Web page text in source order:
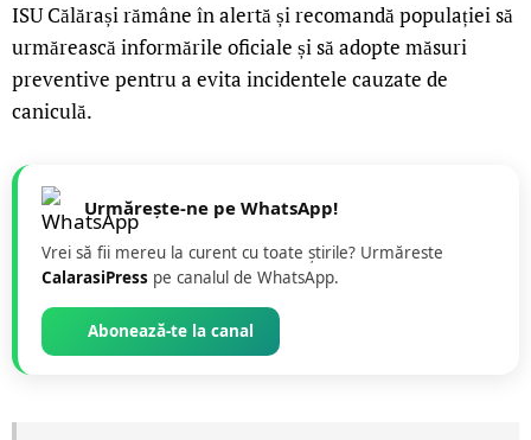
ISU Călărași rămâne în alertă și recomandă populației să
urmărească informările oficiale și să adopte măsuri
preventive pentru a evita incidentele cauzate de
caniculă.
Urmărește-ne pe WhatsApp!
Vrei să fii mereu la curent cu toate știrile? Urmăreste
CalarasiPress pe canalul de WhatsApp.
Abonează-te la canal